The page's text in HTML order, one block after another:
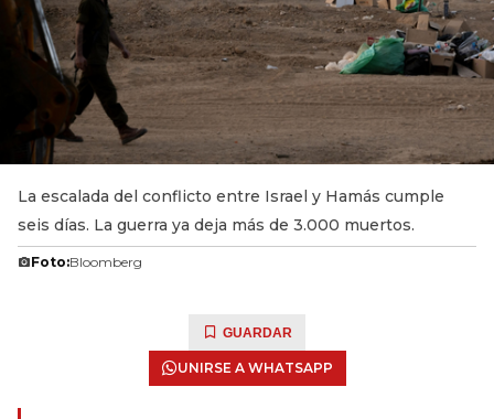
La escalada del conflicto entre Israel y Hamás cumple
seis días. La guerra ya deja más de 3.000 muertos.
Foto:Bloomberg
GUARDAR
UNIRSE A WHATSAPP